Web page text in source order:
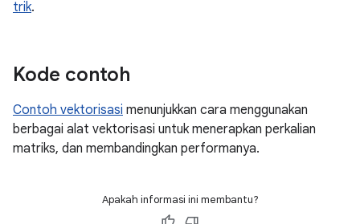
trik.
Kode contoh
Contoh vektorisasi menunjukkan cara menggunakan
berbagai alat vektorisasi untuk menerapkan perkalian
matriks, dan membandingkan performanya.
Apakah informasi ini membantu?